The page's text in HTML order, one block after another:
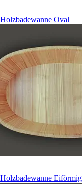
Holzbadewanne Oval
Holzbadewanne Eiförmig